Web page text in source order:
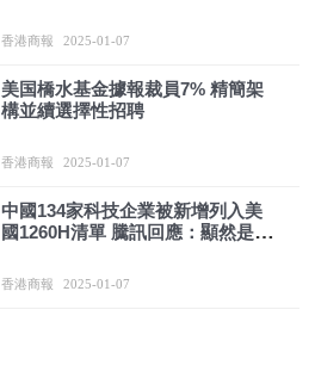
香港商報 2025-01-07
美国橋水基金據報裁員7% 精簡架
構並續選擇性招聘
香港商報 2025-01-07
中國134家科技企業被新增列入美
國1260H清單 騰訊回應：顯然是一
香港商報 2025-01-07